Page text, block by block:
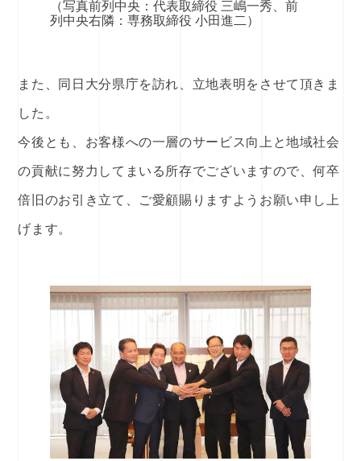
（写真前列中央：代表取締役 三嶋一秀、前
列中央右隣：専務取締役 小田進二）
また、同日大分県庁を訪れ、立地表明をさせて頂きま
した。
今後とも、お客様への一層のサービス向上と地域社会
の貢献に努力してまいる所存でございますので、何卒
倍旧のお引き立て、ご愛顧賜りますようお願い申し上
げます。